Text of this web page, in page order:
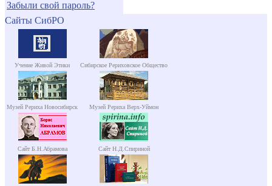
Забыли свой пароль?
Сайты СибРО
Учение Живой Этики Сибирское Рериховское Общество
Музей Рериха Новосибирск Музей Рериха Верх-Уймон
Сайт Б.Н.Абрамова Сайт Н.Д.Спириной